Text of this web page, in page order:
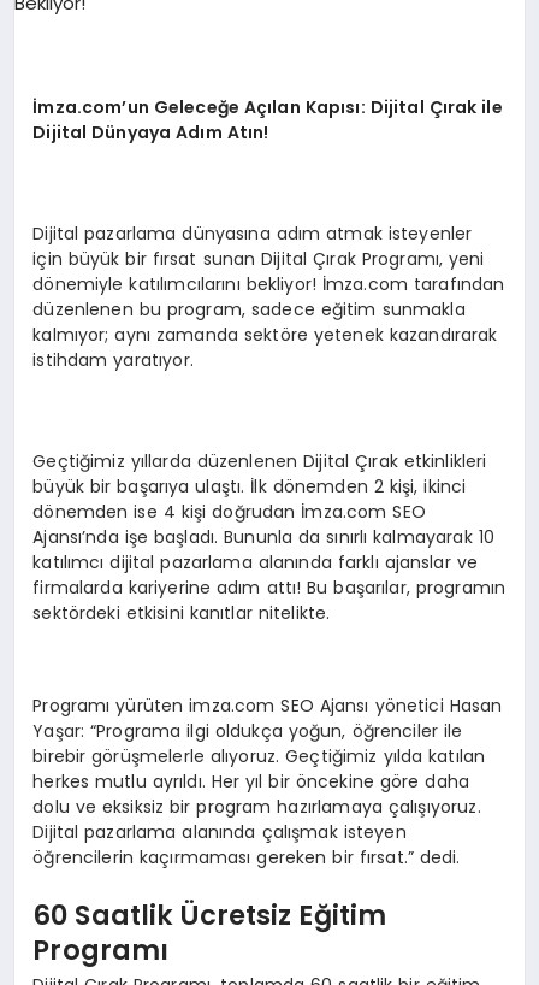
İmza.com’un Geleceğe Açılan Kapısı: Dijital Çırak ile
Dijital Dünyaya Adım Atın!
Dijital pazarlama dünyasına adım atmak isteyenler
için büyük bir fırsat sunan Dijital Çırak Programı, yeni
dönemiyle katılımcılarını bekliyor! İmza.com tarafından
düzenlenen bu program, sadece eğitim sunmakla
kalmıyor; aynı zamanda sektöre yetenek kazandırarak
istihdam yaratıyor.
Geçtiğimiz yıllarda düzenlenen Dijital Çırak etkinlikleri
büyük bir başarıya ulaştı. İlk dönemden 2 kişi, ikinci
dönemden ise 4 kişi doğrudan İmza.com SEO
Ajansı’nda işe başladı. Bununla da sınırlı kalmayarak 10
katılımcı dijital pazarlama alanında farklı ajanslar ve
firmalarda kariyerine adım attı! Bu başarılar, programın
sektördeki etkisini kanıtlar nitelikte.
Programı yürüten imza.com SEO Ajansı yönetici Hasan
Yaşar: “Programa ilgi oldukça yoğun, öğrenciler ile
birebir görüşmelerle alıyoruz. Geçtiğimiz yılda katılan
herkes mutlu ayrıldı. Her yıl bir öncekine göre daha
dolu ve eksiksiz bir program hazırlamaya çalışıyoruz.
Dijital pazarlama alanında çalışmak isteyen
öğrencilerin kaçırmaması gereken bir fırsat.” dedi.
60 Saatlik Ücretsiz Eğitim
Programı